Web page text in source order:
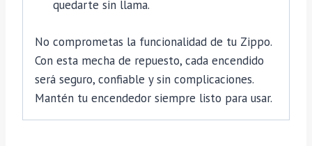
quedarte sin llama.
No comprometas la funcionalidad de tu Zippo.
Con esta mecha de repuesto, cada encendido
será seguro, confiable y sin complicaciones.
Mantén tu encendedor siempre listo para usar.